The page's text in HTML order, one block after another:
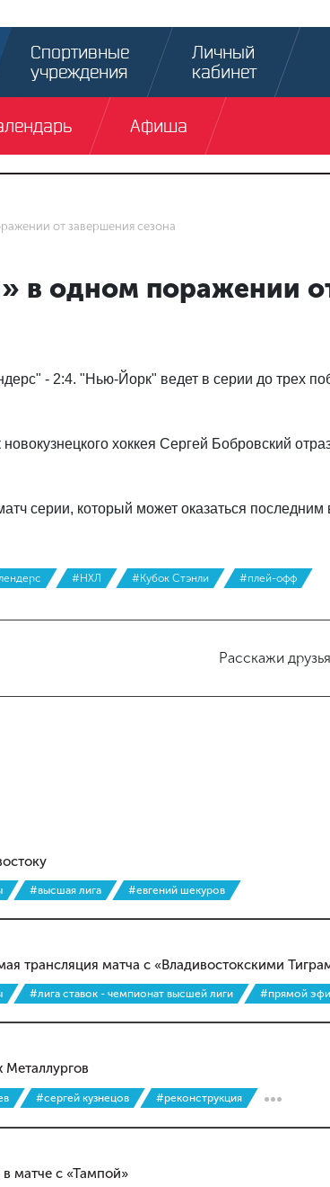
Спортивные
учреждения
Личный
кабинет
Афиша
от завершения сезона
в одном поражении
- 2:4. "Нью-Йорк" ведет в серии до трех
хоккея Сергей Бобровский
серии, который может оказаться последним
#НХЛ #Кубок Стэнли #плей-офф
Расскажи
#высшая лига #евгений шекуров
трансляция матча с «Владивостокскими
#лига ставок - чемпионат высшей лиги #прямой
#сергей кузнецов #реконструкция
матче с «Тампой»